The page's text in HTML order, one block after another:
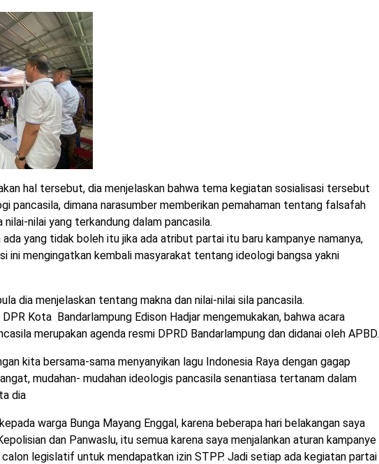
hal tersebut, dia menjelaskan bahwa tema kegiatan sosialisasi tersebut
pancasila, dimana narasumber memberikan pemahaman tentang falsafah
nilai yang terkandung dalam pancasila.
ada yang tidak boleh itu jika ada atribut partai itu baru kampanye namanya,
ini mengingatkan kembali masyarakat tentang ideologi bangsa yakni
dia menjelaskan tentang makna dan nilai-nilai sila pancasila.
Kota Bandarlampung Edison Hadjar mengemukakan, bahwa acara
merupakan agenda resmi DPRD Bandarlampung dan didanai oleh APBD.
kita bersama-sama menyanyikan lagu Indonesia Raya dengan gagap
mudahan- mudahan ideologis pancasila senantiasa tertanam dalam
dia
warga Bunga Mayang Enggal, karena beberapa hari belakangan saya
dan Panwaslu, itu semua karena saya menjalankan aturan kampanye
legislatif untuk mendapatkan izin STPP. Jadi setiap ada kegiatan partai